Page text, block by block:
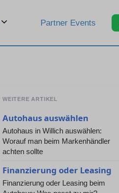
Partner Events
WEITERE ARTIKEL
Autohaus auswählen
Autohaus in Willich auswählen:
Worauf man beim Markenhändler
achten sollte
Finanzierung oder Leasing
Finanzierung oder Leasing beim